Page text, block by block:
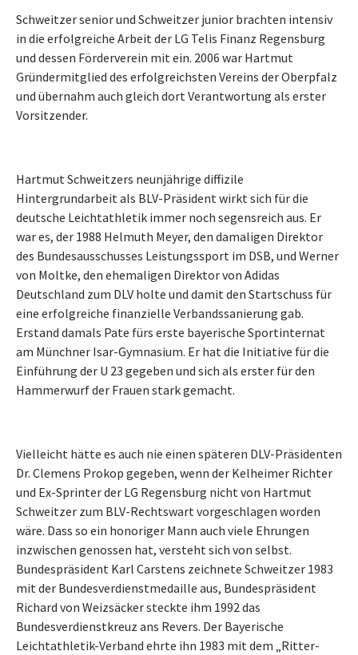
Schweitzer senior und Schweitzer junior brachten intensiv
in die erfolgreiche Arbeit der LG Telis Finanz Regensburg
und dessen Förderverein mit ein. 2006 war Hartmut
Gründermitglied des erfolgreichsten Vereins der Oberpfalz
und übernahm auch gleich dort Verantwortung als erster
Vorsitzender.
Hartmut Schweitzers neunjährige diffizile
Hintergrundarbeit als BLV-Präsident wirkt sich für die
deutsche Leichtathletik immer noch segensreich aus. Er
war es, der 1988 Helmuth Meyer, den damaligen Direktor
des Bundesausschusses Leistungssport im DSB, und Werner
von Moltke, den ehemaligen Direktor von Adidas
Deutschland zum DLV holte und damit den Startschuss für
eine erfolgreiche finanzielle Verbandssanierung gab.
Erstand damals Pate fürs erste bayerische Sportinternat
am Münchner Isar-Gymnasium. Er hat die Initiative für die
Einführung der U 23 gegeben und sich als erster für den
Hammerwurf der Frauen stark gemacht.
Vielleicht hätte es auch nie einen späteren DLV-Präsidenten
Dr. Clemens Prokop gegeben, wenn der Kelheimer Richter
und Ex-Sprinter der LG Regensburg nicht von Hartmut
Schweitzer zum BLV-Rechtswart vorgeschlagen worden
wäre. Dass so ein honoriger Mann auch viele Ehrungen
inzwischen genossen hat, versteht sich von selbst.
Bundespräsident Karl Carstens zeichnete Schweitzer 1983
mit der Bundesverdienstmedaille aus, Bundespräsident
Richard von Weizsäcker steckte ihm 1992 das
Bundesverdienstkreuz ans Revers. Der Bayerische
Leichtathletik-Verband ehrte ihn 1983 mit dem „Ritter-